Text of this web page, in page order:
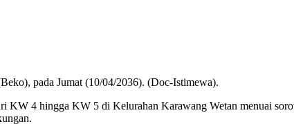
pada Jumat (10/04/2036). (Doc-Istimewa).
KW 4 hingga KW 5 di Kelurahan Karawang Wetan menuai